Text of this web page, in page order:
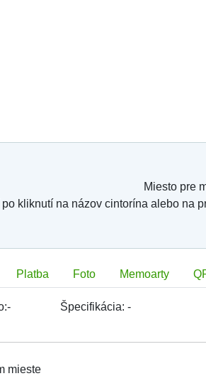
Miesto pre
kliknutí na názov cintorína alebo na
Platba Foto Memoarty
- Špecifikácia:-
mieste